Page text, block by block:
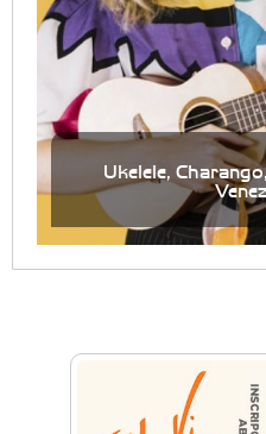
Ukelele,